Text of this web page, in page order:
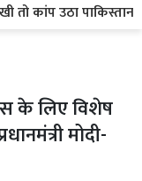
कांप उठा
के लिए विशेष
मोदी-